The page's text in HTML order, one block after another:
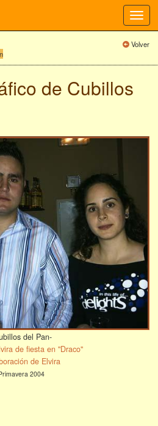
Volver
de Cubillos
del Pan-
de fiesta en "Draco"
de Elvira
2004